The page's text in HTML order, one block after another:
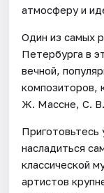
атмосферу и
Один из самых
Петербурга в
вечной,
композиторов,
Ж. Массне, С. В.
Приготовьтесь
насладиться
классической
артистов